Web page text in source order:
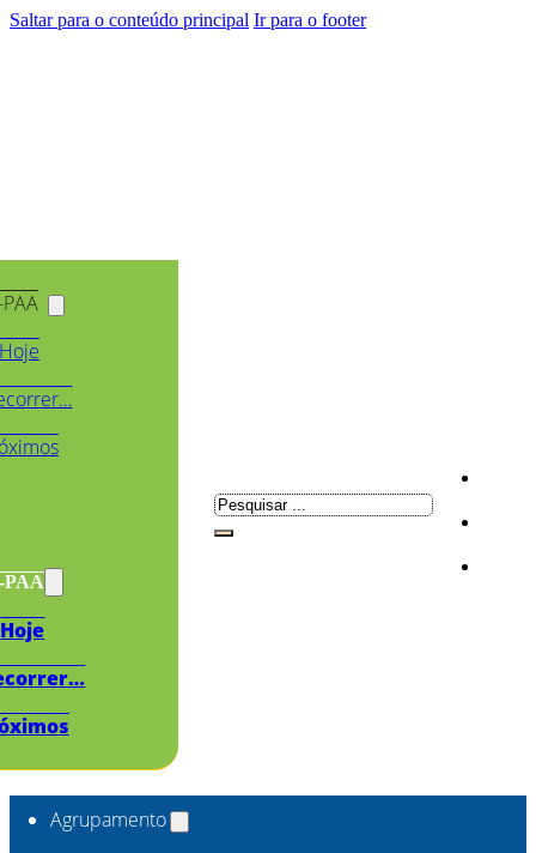
Saltar para o conteúdo principal Ir para o footer
PAA
Hoje
Pesquisar
Agrupamento